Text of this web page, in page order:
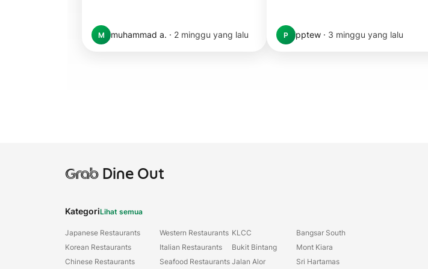
M muhammad a. · 2 minggu yang lalu P pptew · 3 minggu yang lalu
GrabDine Out
KategoriLihat semua
Japanese Restaurants
Korean Restaurants
Chinese Restaurants
Western Restaurants
Italian Restaurants
Seafood Restaurants
KLCC
Bukit Bintang
Jalan Alor
Bangsar South
Mont Kiara
Sri Hartamas